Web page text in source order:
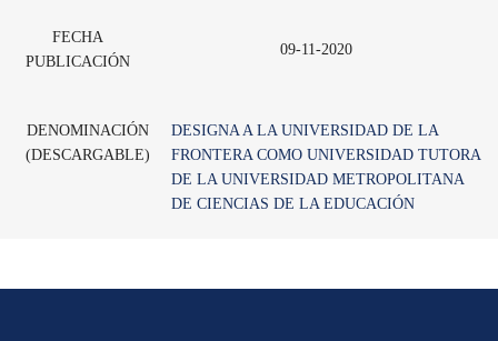
FECHA
PUBLICACIÓN
09-11-2020
DENOMINACIÓN
(DESCARGABLE)
DESIGNA A LA UNIVERSIDAD DE LA
FRONTERA COMO UNIVERSIDAD TUTORA
DE LA UNIVERSIDAD METROPOLITANA
DE CIENCIAS DE LA EDUCACIÓN